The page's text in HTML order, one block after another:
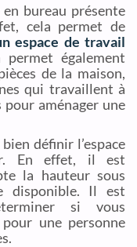
en bureau présente
cela permet de
espace de travail
également
de la maison,
qui travaillent à
aménager une
définir l’espace
En effet, il est
la hauteur sous
disponible. Il est
si vous
une personne